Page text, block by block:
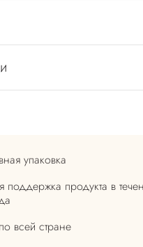
упаковка
поддержка продукта в
всей стране